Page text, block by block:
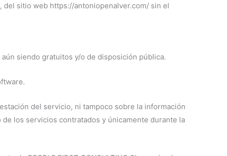
sitio web https://antoniopenalver.com/ sin el
siendo gratuitos y/o de disposición pública.
del servicio, ni tampoco sobre la información
los servicios contratados y únicamente durante la